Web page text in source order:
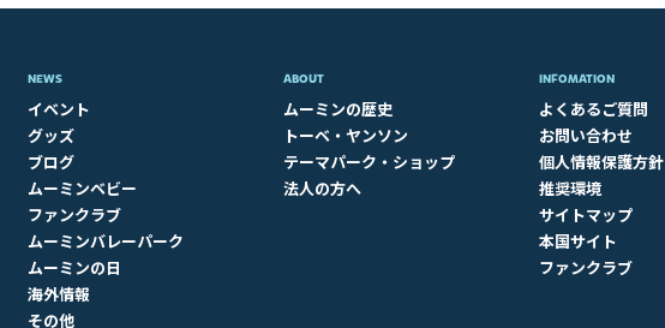
NEWS
イベント
グッズ
ブログ
ムーミンベビー
ファンクラブ
ムーミンバレーパーク
ムーミンの日
海外情報
その他
ABOUT​
ムーミンの歴史
トーベ・ヤンソン
テーマパーク・ショップ
法人の方へ
INFOMATION
よくあるご質問
お問い合わせ
個人情報保護方針
推奨環境
サイトマップ
本国サイト
ファンクラブ